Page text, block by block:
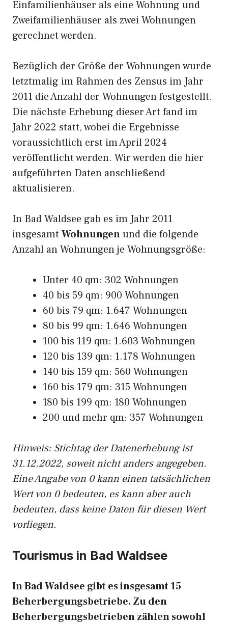
Einfamilienhäuser als eine Wohnung und
Zweifamilienhäuser als zwei Wohnungen
gerechnet werden.
Bezüglich der Größe der Wohnungen wurde
letztmalig im Rahmen des Zensus im Jahr
2011 die Anzahl der Wohnungen festgestellt.
Die nächste Erhebung dieser Art fand im
Jahr 2022 statt, wobei die Ergebnisse
voraussichtlich erst im April 2024
veröffentlicht werden. Wir werden die hier
aufgeführten Daten anschließend
aktualisieren.
In Bad Waldsee gab es im Jahr 2011
insgesamt Wohnungenund die folgende
Anzahl an Wohnungen je Wohnungsgröße:
Unter 40 qm: 302 Wohnungen
40 bis 59 qm: 900 Wohnungen
60 bis 79 qm: 1.647 Wohnungen
80 bis 99 qm: 1.646 Wohnungen
100 bis 119 qm: 1.603 Wohnungen
120 bis 139 qm: 1.178 Wohnungen
140 bis 159 qm: 560 Wohnungen
160 bis 179 qm: 315 Wohnungen
180 bis 199 qm: 180 Wohnungen
200 und mehr qm: 357 Wohnungen
Hinweis: Stichtag der Datenerhebung ist
31.12.2022, soweit nicht anders angegeben.
Eine Angabe von 0 kann einen tatsächlichen
Wert von 0 bedeuten, es kann aber auch
bedeuten, dass keine Daten für diesen Wert
vorliegen.
Tourismus in Bad Waldsee
In Bad Waldsee gibt es insgesamt 15
Beherbergungsbetriebe. Zu den
Beherbergungsbetrieben zählen sowohl